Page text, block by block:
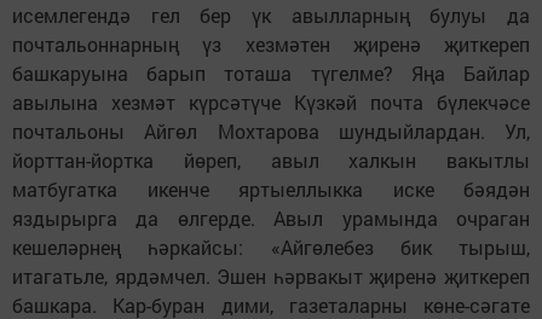
исемлегендә гел бер үк авылларның булуы да
почтальоннарның үз хезмәтен җиренә җиткереп
башкаруына барып тоташа түгелме? Яңа Байлар
авылына хезмәт күрсәтүче Күзкәй почта бүлекчәсе
почтальоны Айгөл Мохтарова шундыйлардан. Ул,
йорттан-йортка йөреп, авыл халкын вакытлы
матбугатка икенче яртыеллыкка иске бәядән
яздырырга да өлгерде. Авыл урамында очраган
кешеләрнең һәркайсы: «Айгөлебез бик тырыш,
итагатьле, ярдәмчел. Эшен һәрвакыт җиренә җиткереп
башкара. Кар-буран дими, газеталарны көне-сәгате